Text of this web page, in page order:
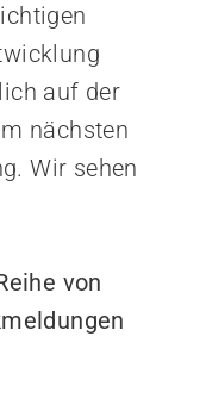
auf der
nächsten
Wir sehen
von